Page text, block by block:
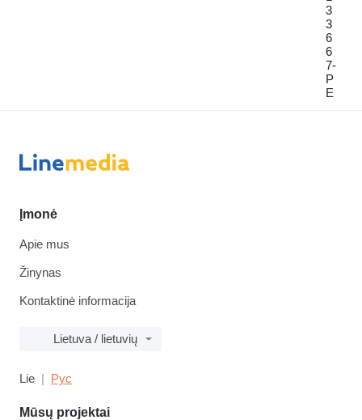
3
3
6
6
7-
P
E
Įmonė
Apie mus
Žinynas
Kontaktinė informacija
Lietuva / lietuvių
Lie Рус
Mūsų projektai